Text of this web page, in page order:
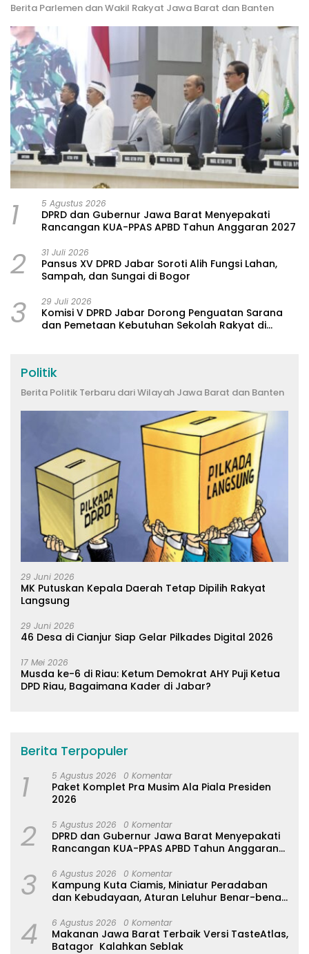
Berita Parlemen dan Wakil Rakyat Jawa Barat dan Banten
1 5 Agustus 2026
DPRD dan Gubernur Jawa Barat Menyepakati
Rancangan KUA-PPAS APBD Tahun Anggaran 2027
2 31 Juli 2026
Pansus XV DPRD Jabar Soroti Alih Fungsi Lahan,
Sampah, dan Sungai di Bogor
3 29 Juli 2026
Komisi V DPRD Jabar Dorong Penguatan Sarana
dan Pemetaan Kebutuhan Sekolah Rakyat di
Politik
Berita Politik Terbaru dari Wilayah Jawa Barat dan Banten
29 Juni 2026
MK Putuskan Kepala Daerah Tetap Dipilih Rakyat
Langsung
29 Juni 2026
46 Desa di Cianjur Siap Gelar Pilkades Digital 2026
17 Mei 2026
Musda ke-6 di Riau: Ketum Demokrat AHY Puji Ketua
DPD Riau, Bagaimana Kader di Jabar?
Berita Terpopuler
1 5 Agustus 2026 0 Komentar
Paket Komplet Pra Musim Ala Piala Presiden
2026
2 5 Agustus 2026 0 Komentar
DPRD dan Gubernur Jawa Barat Menyepakati
Rancangan KUA-PPAS APBD Tahun Anggaran
3 6 Agustus 2026 0 Komentar
Kampung Kuta Ciamis, Miniatur Peradaban
dan Kebudayaan, Aturan Leluhur Benar-benar
4 6 Agustus 2026 0 Komentar
Makanan Jawa Barat Terbaik Versi TasteAtlas,
Batagor Kalahkan Seblak